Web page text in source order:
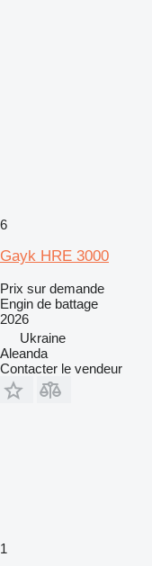
6
Gayk HRE 3000
Prix sur demande
Engin de battage
2026
Ukraine
Aleanda
Contacter le vendeur
1